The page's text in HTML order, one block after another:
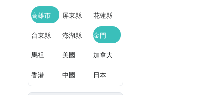
高雄市 屏東縣 花蓮縣
台東縣 澎湖縣 金門
馬祖 美國 加拿大
香港 中國 日本